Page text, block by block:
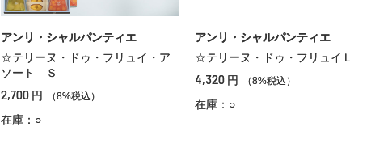
アンリ・シャルパンティエ
☆テリーヌ・ドゥ・フリュイ・ア
ソート Ｓ
2,700 円 （8%税込）
在庫：○
アンリ・シャルパンティエ
☆テリーヌ・ドゥ・フリュイＬ
4,320 円 （8%税込）
在庫：○